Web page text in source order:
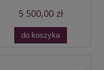
5 500,00 zł
do koszyka